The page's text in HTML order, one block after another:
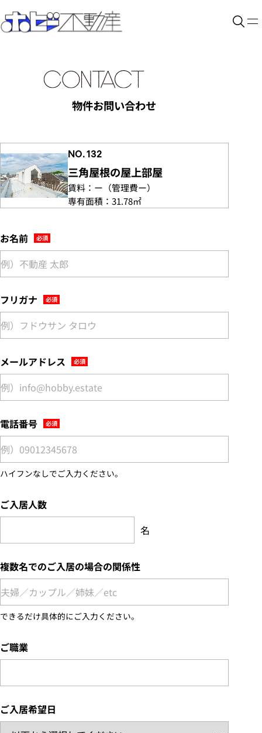
物件お問い合わせ
NO. 132
三角屋根の屋上部屋
賃料： ー （管理費ー）
専有面積： 31.78㎡
お名前
フリガナ
メールアドレス
電話番号
ハイフンなしでご入力ください。
ご入居人数
名
複数名でのご入居の場合の関係性
できるだけ具体的にご入力ください。
ご職業
ご入居希望日